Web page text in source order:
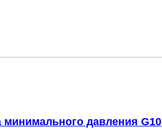
давления G10